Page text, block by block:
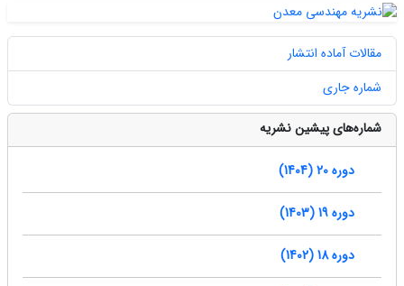
مقالات آماده انتشار
شماره جاری
شماره‌های پیشین نشریه
دوره 20 (1404)
دوره 19 (1403)
دوره 18 (1402)